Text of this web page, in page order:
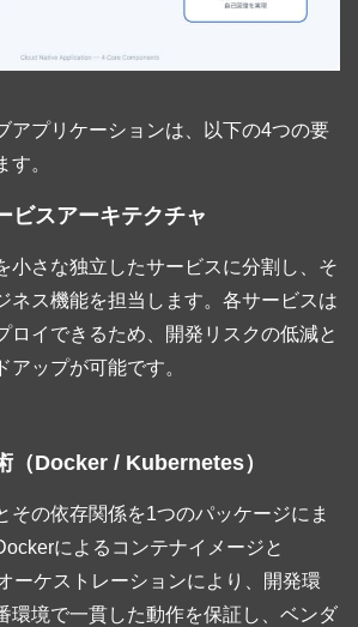
アプリケーションは、以下の4つの要
。
ビスアーキテクチャ
小さな独立したサービスに分割し、そ
ネス機能を担当します。各サービスは
ロイできるため、開発リスクの低減と
ップが可能です。
（Docker / Kubernetes）
その依存関係を1つのパッケージにま
によるコンテナイメージと
ーケストレーションにより、開発環
環境で一貫した動作を保証し、ベンダ